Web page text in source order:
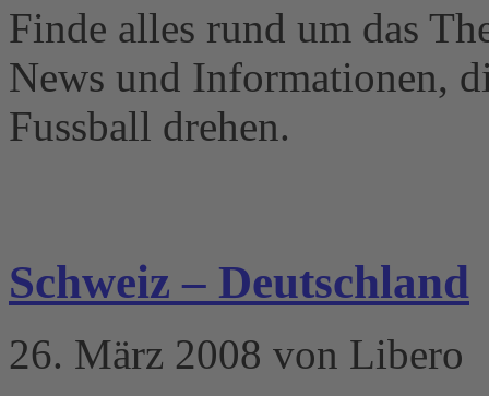
Finde alles rund um das
News und Informationen,
Fussball drehen.
Schweiz – Deutschland
26. März 2008 von Libero